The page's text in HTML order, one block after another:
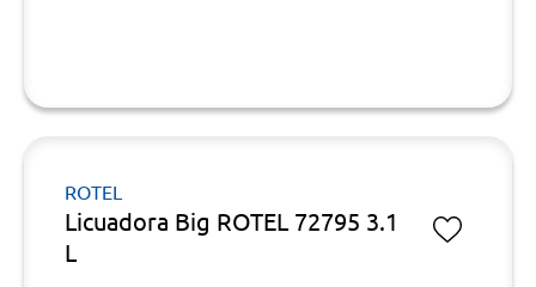
ROTEL
Licuadora Big ROTEL 72795 3.1
L